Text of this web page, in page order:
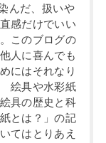
んだ、扱いや
感だけでいい
このブログの
人に喜んでも
にはそれなり
絵具や水彩紙
具の歴史と科
とは？」の記
てはとりあえ